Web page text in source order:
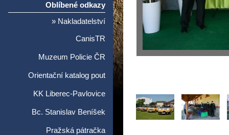
Oblíbené odkazy
» Nakladatelství
CanisTR
Muzeum Policie ČR
Orientační katalog pout
KK Liberec-Pavlovice
Bc. Stanislav Beníšek
Pražská pátračka